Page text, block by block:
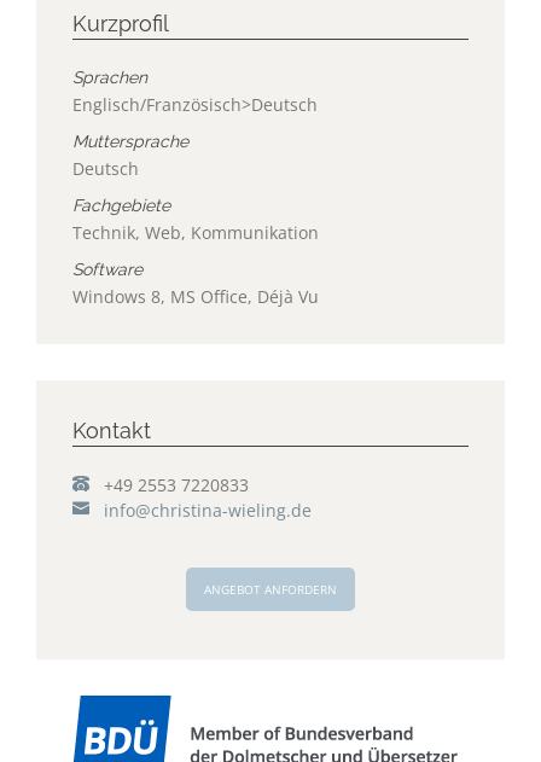
Kurzprofil
Sprachen
Englisch/Französisch>Deutsch
Muttersprache
Deutsch
Fachgebiete
Technik, Web, Kommunikation
Software
Windows 8, MS Office, Déjà Vu
Kontakt
​+49 2553 7220833
info@christina-wieling.de
ANGEBOT ANFORDERN